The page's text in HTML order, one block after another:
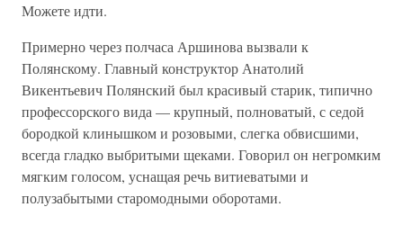
Можете идти.
Примерно через полчаса Аршинова вызвали к
Полянскому. Главный конструктор Анатолий
Викентьевич Полянский был красивый старик, типично
профессорского вида — крупный, полноватый, с седой
бородкой клинышком и розовыми, слегка обвисшими,
всегда гладко выбритыми щеками. Говорил он негромким
мягким голосом, уснащая речь витиеватыми и
полузабытыми старомодными оборотами.